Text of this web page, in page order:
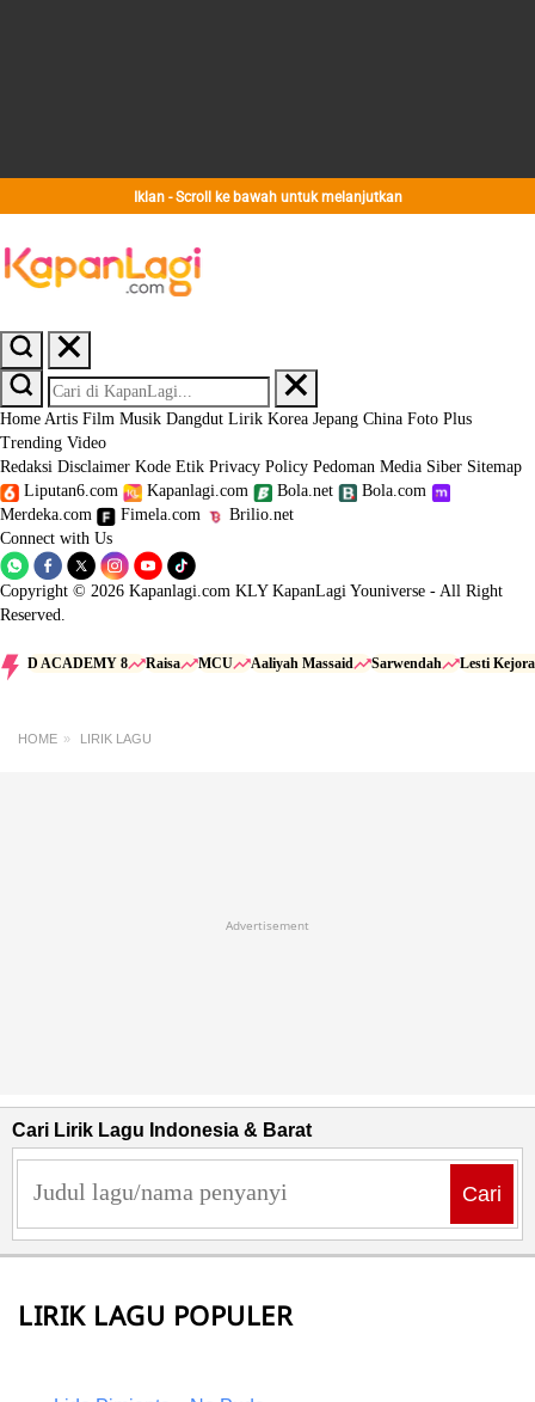
Iklan - Scroll ke bawah untuk melanjutkan
Home Artis Film Musik Dangdut Lirik Korea Jepang China Foto Plus
Trending Video
Redaksi Disclaimer Kode Etik Privacy Policy Pedoman Media Siber Sitemap
Liputan6.com
Kapanlagi.com Bola.net
Bola.com
Merdeka.com
Fimela.com
Brilio.net
Connect with Us
Copyright © 2026 Kapanlagi.com KLY KapanLagi Youniverse - All Right
Reserved.
D ACADEMY 8 Raisa MCU Aaliyah Massaid Sarwendah Lesti Kejora
HOME LIRIK LAGU
Advertisement
Cari Lirik Lagu Indonesia & Barat
Cari
LIRIK LAGU POPULER